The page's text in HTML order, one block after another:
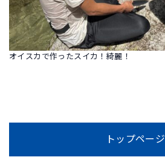
オイスカで作ったスイカ！綺麗！
トップページ